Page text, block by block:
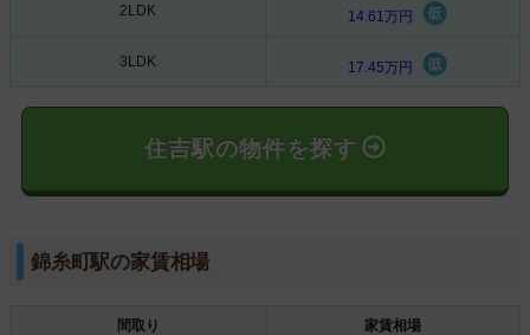
2LDK 14.61万円
3LDK 17.45万円
住吉駅の物件を探す
錦糸町駅の家賃相場
間取り 家賃相場